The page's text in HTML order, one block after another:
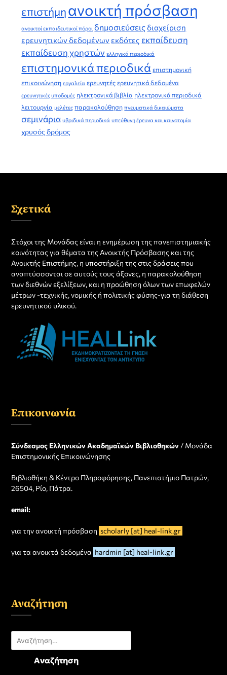
επιστήμηανοικτή πρόσβαση
ανοικτοί εκπαιδευτικοί πόροι δημοσιεύσειςδιαχείριση
ερευνητικών δεδομένων εκδότες εκπαίδευση
εκπαίδευση χρηστών ελληνικά περιοδικά
επιστημονικά περιοδικά επιστημονική
επικοινώνηση εργαλεία ερευνητές ερευνητικά δεδομένα
ερευνητικές υποδομές ηλεκτρονικά βιβλία ηλεκτρονικά περιοδικά
λειτουργία μελέτες παρακολούθηση πνευματικά δικαιώματα
σεμινάρια υβριδικά περιοδικά υπεύθυνη έρευνα και καινοτομία
χρυσός δρόμος
Σχετικά
Στόχοι της Μονάδας είναι η ενημέρωση της πανεπιστημιακής
κοινότητας για θέματα της Ανοικτής Πρόσβασης και της
Ανοικτής Επιστήμης, η υποστήριξη της στις δράσεις που
αναπτύσσονται σε αυτούς τους άξονες, η παρακολούθηση
των διεθνών εξελίξεων, και η προώθηση όλων των επωφελών
μέτρων -τεχνικής, νομικής ή πολιτικής φύσης-για τη διάθεση
ερευνητικού υλικού.
Επικοινωνία
Σύνδεσμος Ελληνικών Ακαδημαϊκών Βιβλιοθηκών / Μονάδα
Επιστημονικής Επικοινώνησης
Βιβλιοθήκη & Κέντρο Πληροφόρησης, Πανεπιστήμιο Πατρών,
26504, Ρίο, Πάτρα.
email:
για την ανοικτή πρόσβαση scholarly [at] heal-link.gr
για τα ανοικτά δεδομένα hardmin [at] heal-link.gr
Αναζήτηση
Αναζήτηση
για: